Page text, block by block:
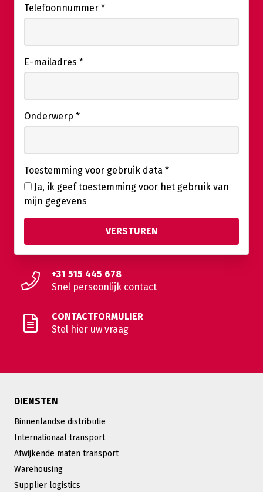
Telefoonnummer *
E-mailadres *
Onderwerp *
Toestemming voor gebruik data *
Ja, ik geef toestemming voor het gebruik van
mijn gegevens
+31 515 445 678
Snel persoonlijk contact
CONTACTFORMULIER
Stel hier uw vraag
DIENSTEN
Binnenlandse distributie
Internationaal transport
Afwijkende maten transport
Warehousing
Supplier logistics